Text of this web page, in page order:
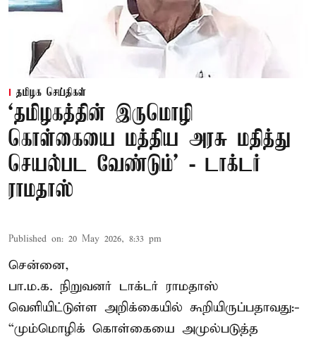
தமிழக செய்திகள்
‘தமிழகத்தின் இருமொழி
கொள்கையை மத்திய அரசு மதித்து
செயல்பட வேண்டும்’ - டாக்டர்
ராமதாஸ்
Published on: 20 May 2026, 8:33 pm
சென்னை,
பா.ம.க. நிறுவனர் டாக்டர் ராமதாஸ்
வெளியிட்டுள்ள அறிக்கையில் கூறியிருப்பதாவது:-
“மும்மொழிக் கொள்கையை அமுல்படுத்த